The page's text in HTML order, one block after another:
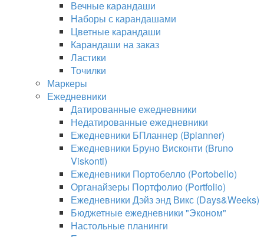
Вечные карандаши
Наборы с карандашами
Цветные карандаши
Карандаши на заказ
Ластики
Точилки
Маркеры
Ежедневники
Датированные ежедневники
Недатированные ежедневники
Ежедневники БПланнер (Bplanner)
Ежедневники Бруно Висконти (Bruno
Viskonti)
Ежедневники Портобелло (Portobello)
Органайзеры Портфолио (Portfolio)
Ежедневники Дэйз энд Викс (Days&Weeks)
Бюджетные ежедневники "Эконом"
Настольные планинги